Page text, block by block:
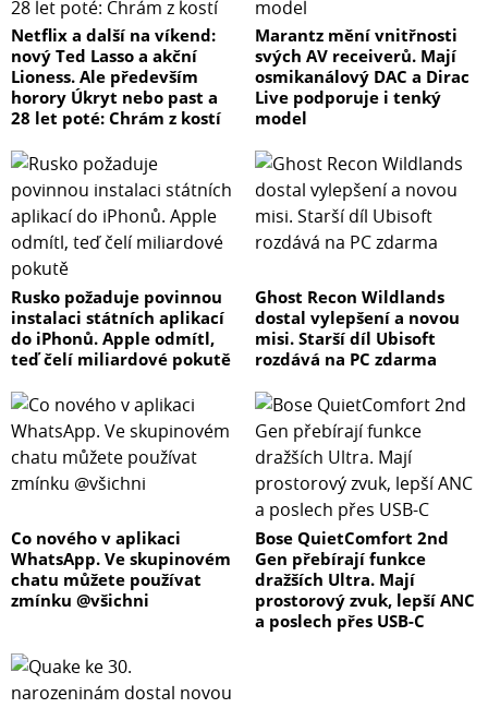
Netflix a další na víkend:
nový Ted Lasso a akční
Lioness. Ale především
horory Úkryt nebo past a
28 let poté: Chrám z kostí
Marantz mění vnitřnosti
svých AV receiverů. Mají
osmikanálový DAC a Dirac
Live podporuje i tenký
model
Rusko požaduje povinnou
instalaci státních aplikací
do iPhonů. Apple odmítl,
teď čelí miliardové pokutě
Ghost Recon Wildlands
dostal vylepšení a novou
misi. Starší díl Ubisoft
rozdává na PC zdarma
Co nového v aplikaci
WhatsApp. Ve skupinovém
chatu můžete používat
zmínku @všichni
Bose QuietComfort 2nd
Gen přebírají funkce
dražších Ultra. Mají
prostorový zvuk, lepší ANC
a poslech přes USB-C